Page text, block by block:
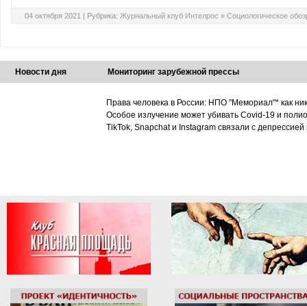
04 октября 2021 | Рубрика: Журнальный клуб Интелрос » Социологическое
Новости дня Мониторинг зарубежной прессы
Права человека в России: НПО "Мемориал"* как
Особое излучение может убивать Covid-19 и
TikTok, Snapchat и Instagram связали с